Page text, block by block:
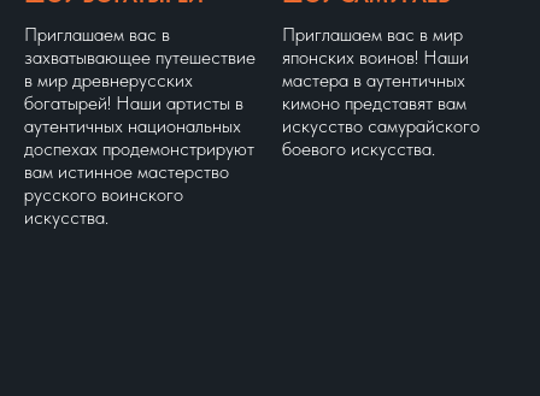
Приглашаем вас в
захватывающее путешествие
в мир древнерусских
богатырей! Наши артисты в
аутентичных национальных
доспехах продемонстрируют
вам истинное мастерство
русского воинского
искусства.
Приглашаем вас в мир
японских воинов! Наши
мастера в аутентичных
кимоно представят вам
искусство самурайского
боевого искусства.